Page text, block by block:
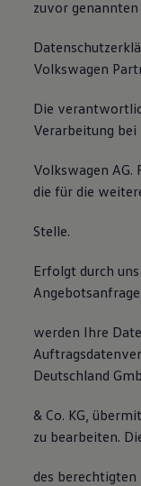
zuvor
Volkswagen
Die
Verarbeitung bei
Volkswagen AG.
die für die
Stelle.
Erfolgt durch
werden Ihre
Deutschland
& Co. KG,
zu bearbeiten.
des